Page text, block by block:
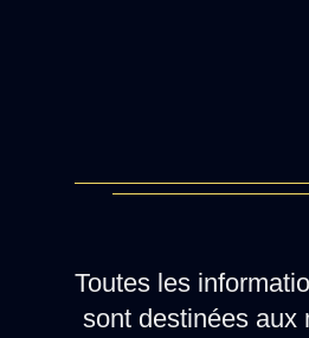
Toutes les
sont destinées aux